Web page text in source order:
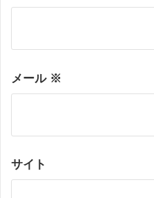
メール ※
サイト